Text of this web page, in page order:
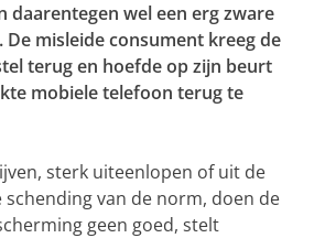
daarentegen wel een erg zware
De misleide consument kreeg de
terug en hoefde op zijn beurt
mobiele telefoon terug te
sterk uiteenlopen of uit de
schending van de norm, doen de
geen goed, stelt